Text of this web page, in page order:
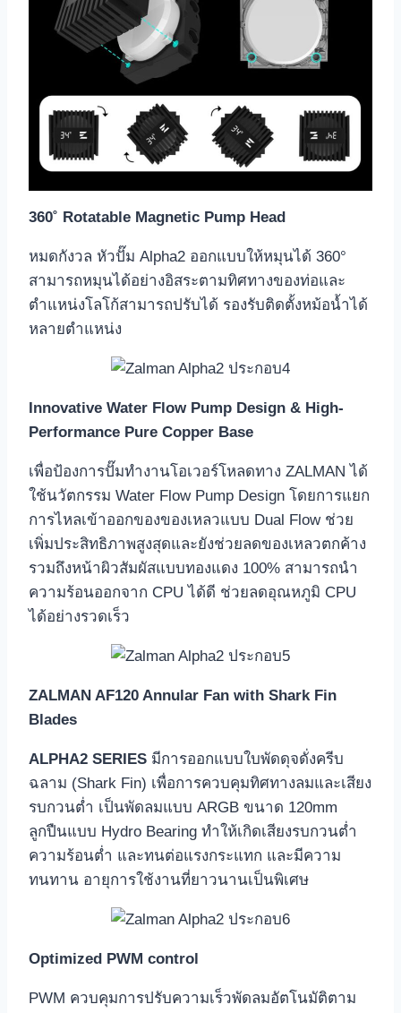
360˚ Rotatable Magnetic Pump Head
หมดกังวล หัวปั๊ม Alpha2 ออกแบบให้หมุนได้ 360°
สามารถหมุนได้อย่างอิสระตามทิศทางของท่อและ
ตำแหน่งโลโก้สามารถปรับได้ รองรับติดตั้งหม้อน้ำได้
หลายตำแหน่ง
Innovative Water Flow Pump Design & High-
Performance Pure Copper Base
เพื่อป้องการปั๊มทำงานโอเวอร์โหลดทาง ZALMAN ได้
ใช้นวัตกรรม Water Flow Pump Design โดยการแยก
การไหลเข้าออกของของเหลวแบบ Dual Flow ช่วย
เพิ่มประสิทธิภาพสูงสุดและยังช่วยลดของเหลวตกค้าง
รวมถึงหน้าผิวสัมผัสแบบทองแดง 100% สามารถนำ
ความร้อนออกจาก CPU ได้ดี ช่วยลดอุณหภูมิ CPU
ได้อย่างรวดเร็ว
ZALMAN AF120 Annular Fan with Shark Fin
Blades
ALPHA2 SERIES มีการออกแบบใบพัดดุจดั่งครีบ
ฉลาม (Shark Fin) เพื่อการควบคุมทิศทางลมและเสียง
รบกวนต่ำ เป็นพัดลมแบบ ARGB ขนาด 120mm
ลูกปืนแบบ Hydro Bearing ทำให้เกิดเสียงรบกวนต่ำ
ความร้อนต่ำ และทนต่อแรงกระแทก และมีความ
ทนทาน อายุการใช้งานที่ยาวนานเป็นพิเศษ
Optimized PWM control
PWM ควบคุมการปรับความเร็วพัดลมอัตโนมัติตาม